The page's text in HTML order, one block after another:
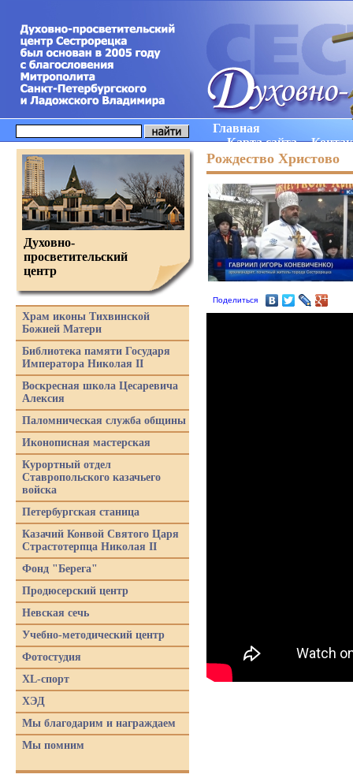
Главная
Карта сайта
Рождество Христово
Поделиться
Духовно-
просветительский
центр
Храм иконы Тихвинской
Божией Матери
Библиотека памяти Государя
Императора Николая II
Воскресная школа Цесаревича
Алексия
Паломническая служба общины
Иконописная мастерская
Курортный отдел
Ставропольского казачьего
войска
Петербургская станица
Казачий Конвой Святого Царя
Страстотерпца Николая II
Фонд "Берега"
Продюсерский центр
Невская сечь
Учебно-методический центр
Фотостудия
XL-спорт
ХЭД
Мы благодарим и награждаем
Мы помним